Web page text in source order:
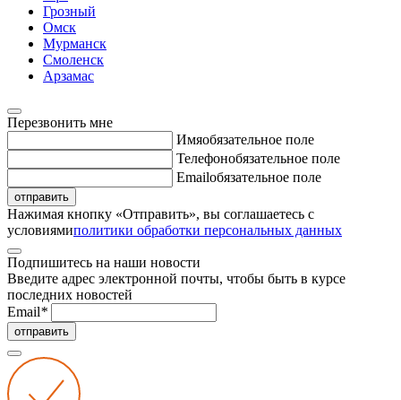
Грозный
Омск
Мурманск
Смоленск
Арзамас
Перезвонить мне
Имяобязательное поле
Телефонобязательное поле
Emailобязательное поле
отправить
Нажимая кнопку «Отправить», вы соглашаетесь с
условиямиполитики обработки персональных данных
Подпишитесь на наши новости
Введите адрес электронной почты, чтобы быть в курсе
последних новостей
Email*
отправить